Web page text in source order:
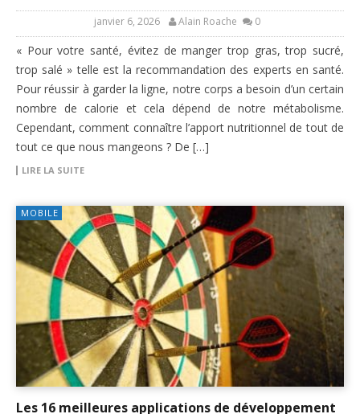
janvier 6, 2026 Alain Roache 0
« Pour votre santé, évitez de manger trop gras, trop sucré,
trop salé » telle est la recommandation des experts en santé.
Pour réussir à garder la ligne, notre corps a besoin d’un certain
nombre de calorie et cela dépend de notre métabolisme.
Cependant, comment connaître l’apport nutritionnel de tout de
tout ce que nous mangeons ? De […]
LIRE LA SUITE
MOBILE
Les 16 meilleures applications de développement